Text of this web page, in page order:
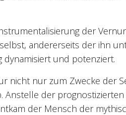
der
andererseits der ihn
dynamisiert und potenziert.
nicht nur zum Zwecke der
Anstelle der
der Mensch der